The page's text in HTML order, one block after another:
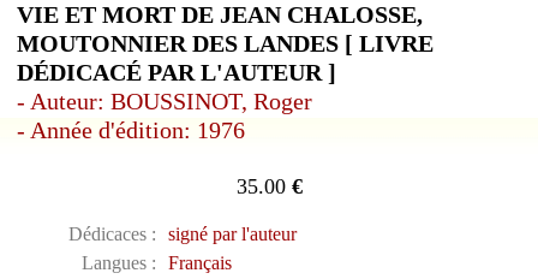
VIE ET MORT DE JEAN CHALOSSE,
MOUTONNIER DES LANDES [ LIVRE
DÉDICACÉ PAR L'AUTEUR ]
- Auteur: BOUSSINOT, Roger
- Année d'édition: 1976
35.00€
Dédicaces :
signé par l'auteur
Langues :
Français